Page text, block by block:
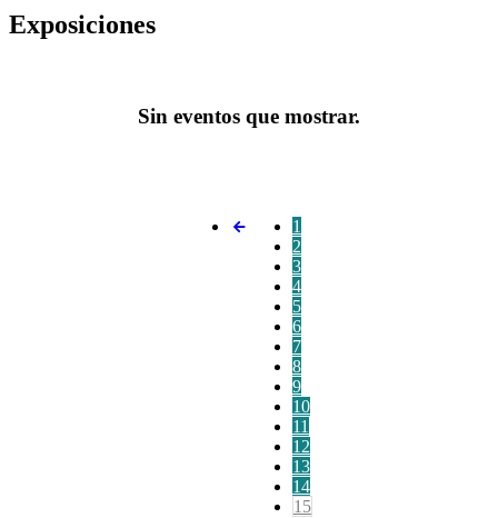
Exposiciones
Sin eventos que mostrar.
1
2
3
4
5
6
7
8
9
10
11
12
13
14
15